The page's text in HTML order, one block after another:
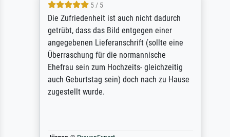
5 / 5
Die Zufriedenheit ist auch nicht dadurch
getrübt, dass das Bild entgegen einer
angegebenen Lieferanschrift (sollte eine
Überraschung für die normannische
Ehefrau sein zum Hochzeits- gleichzeitig
auch Geburtstag sein) doch nach zu Hause
zugestellt wurde.